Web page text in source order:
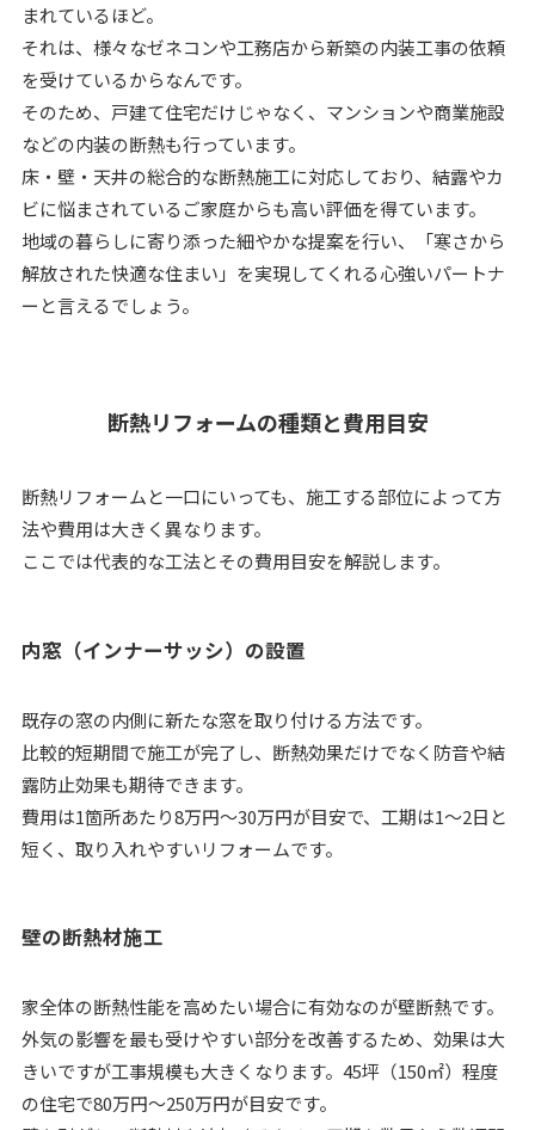
まれているほど。
それは、様々なゼネコンや工務店から新築の内装工事の依頼
を受けているからなんです。
そのため、戸建て住宅だけじゃなく、マンションや商業施設
などの内装の断熱も行っています。
床・壁・天井の総合的な断熱施工に対応しており、結露やカ
ビに悩まされているご家庭からも高い評価を得ています。
地域の暮らしに寄り添った細やかな提案を行い、「寒さから
解放された快適な住まい」を実現してくれる心強いパートナ
ーと言えるでしょう。
断熱リフォームの種類と費用目安
断熱リフォームと一口にいっても、施工する部位によって方
法や費用は大きく異なります。
ここでは代表的な工法とその費用目安を解説します。
内窓（インナーサッシ）の設置
既存の窓の内側に新たな窓を取り付ける方法です。
比較的短期間で施工が完了し、断熱効果だけでなく防音や結
露防止効果も期待できます。
費用は1箇所あたり8万円〜30万円が目安で、工期は1〜2日と
短く、取り入れやすいリフォームです。
壁の断熱材施工
家全体の断熱性能を高めたい場合に有効なのが壁断熱です。
外気の影響を最も受けやすい部分を改善するため、効果は大
きいですが工事規模も大きくなります。45坪（150㎡）程度
の住宅で80万円〜250万円が目安です。